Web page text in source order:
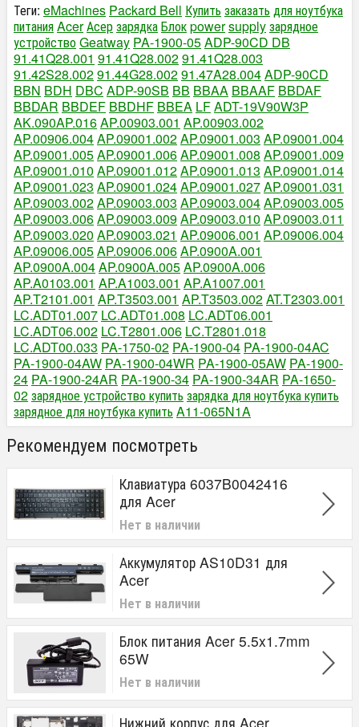
Теги: eMachines Packard Bell Купить заказать для ноутбука
питанияAcerАсерзарядкаБлокpowersupplyзарядное
устройствоGeatway PA-1900-05ADP-90CD DB
91.41Q28.001 91.41Q28.00291.41Q28.003
91.42S28.00291.44G28.00291.47A28.004ADP-90CD
BBN BDH DBC ADP-90SB BB BBAA BBAAF BBDAF
BBDAR BBDEF BBDHF BBEA LFADT-19V90W3P
AK.090AP.016AP.00903.001 AP.00903.002
AP.00906.004AP.09001.002AP.09001.003 AP.09001.004
AP.09001.005AP.09001.006AP.09001.008 AP.09001.009
AP.09001.010 AP.09001.012AP.09001.013 AP.09001.014
AP.09001.023 AP.09001.024AP.09001.027AP.09001.031
AP.09003.002AP.09003.003 AP.09003.004AP.09003.005
AP.09003.006AP.09003.009AP.09003.010 AP.09003.011
AP.09003.020 AP.09003.021 AP.09006.001 AP.09006.004
AP.09006.005AP.09006.006AP.0900A.001
AP.0900A.004AP.0900A.005AP.0900A.006
AP.A0103.001 AP.A1003.001 AP.A1007.001
AP.T2101.001 AP.T3503.001 AP.T3503.002AT.T2303.001
LC.ADT01.007 LC.ADT01.008 LC.ADT06.001
LC.ADT06.002 LC.T2801.006 LC.T2801.018
LC.ADT00.033 PA-1750-02 PA-1900-04 PA-1900-04AC
PA-1900-04AW PA-1900-04WR PA-1900-05AW PA-1900-
24 PA-1900-24AR PA-1900-34 PA-1900-34AR PA-1650-
02зарядное устройство купить зарядка для ноутбука купить
зарядное для ноутбука купить A11-065N1A
Рекомендуем посмотреть
Клавиатура 6037B0042416
для Acer
Нет в наличии
Аккумулятор AS10D31 для
Acer
Нет в наличии
Блок питания Acer 5.5x1.7mm
65W
Нет в наличии
Нижний корпус для Acer